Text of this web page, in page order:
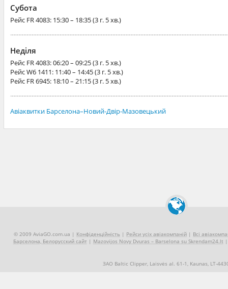
Субота
Рейс FR 4083: 15:30 – 18:35 (3 г. 5 хв.)
Неділя
Рейс FR 4083: 06:20 – 09:25 (3 г. 5 хв.)
РейсW6 1411: 11:40 – 14:45 (3 г. 5 хв.)
Рейс FR 6945: 18:10 – 21:15 (3 г. 5 хв.)
Авіаквитки Барселона–Новий-Двір-Мазовецький
© 2009 AviaGO.com.ua | Конфіденційність | Рейси усіх авіакомпаній | Всі
Барселона, Белорусский сайт| Mazovijos Novy Dvuras – Barselona su Skrendam24.lt
ЗАО Baltic Clipper, Laisvės al. 61-1, Kaunas, LT-